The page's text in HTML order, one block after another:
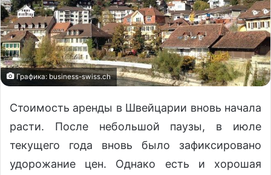
Графика: business-swiss.ch
Стоимость аренды в Швейцарии вновь начала
расти. После небольшой паузы, в июле
текущего года вновь было зафиксировано
удорожание цен. Однако есть и хорошая